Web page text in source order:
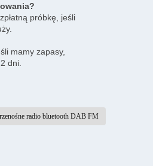
próbkę, jeśli
mamy zapasy,
dni.
radio bluetooth DAB FM